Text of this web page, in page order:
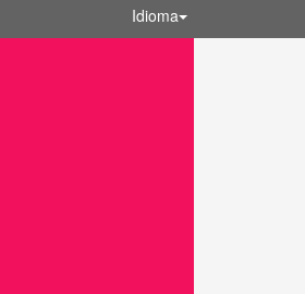
Idioma